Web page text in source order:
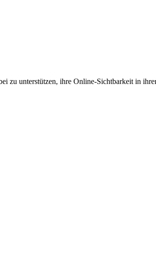
zu unterstützen, ihre Online-Sichtbarkeit in